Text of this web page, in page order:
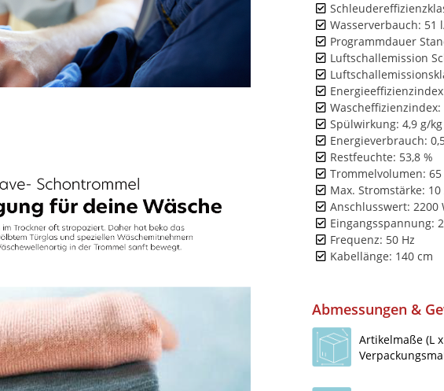
Wasserverbauch: 51
Programmdauer
Luftschallemission
Wascheffizienzindex:
Spülwirkung: 4,9 g/kg
Energieverbrauch:
Restfeuchte: 53,8 %
Trommelvolumen: 65
Max. Stromstärke: 10
Anschlusswert: 2200
Eingangsspannung:
Frequenz: 50 Hz
Kabellänge: 140 cm
Abmessungen &
Artikelmaße (L